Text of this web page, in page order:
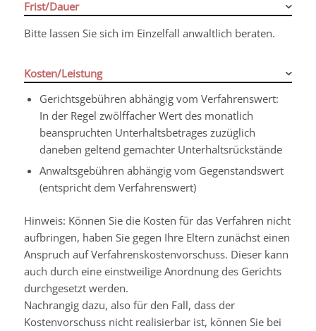
Frist/Dauer
Bitte lassen Sie sich im Einzelfall anwaltlich beraten.
Kosten/Leistung
Gerichtsgebühren abhängig vom Verfahrenswert:
In der Regel zwölffacher Wert des monatlich
beanspruchten Unterhaltsbetrages zuzüglich
daneben geltend gemachter Unterhaltsrückstände
Anwaltsgebühren abhängig vom Gegenstandswert
(entspricht dem Verfahrenswert)
Hinweis: Können Sie die Kosten für das Verfahren nicht
aufbringen, haben Sie gegen Ihre Eltern zunächst einen
Anspruch auf Verfahrenskostenvorschuss. Dieser kann
auch durch eine einstweilige Anordnung des Gerichts
durchgesetzt werden.
Nachrangig dazu, also für den Fall, dass der
Kostenvorschuss nicht realisierbar ist, können Sie bei